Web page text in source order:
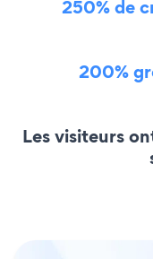
250% de
200%
Les visiteurs